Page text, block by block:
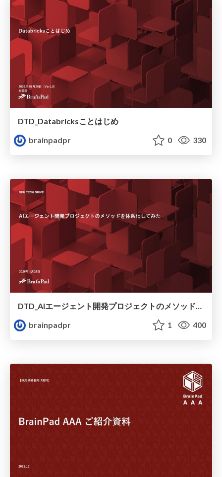
DTD_Databricksことはじめ
brainpadpr
0 330
DTD_AIエージェント開発プロジェクトのメソッドを体系化してみる
brainpadpr
1 400